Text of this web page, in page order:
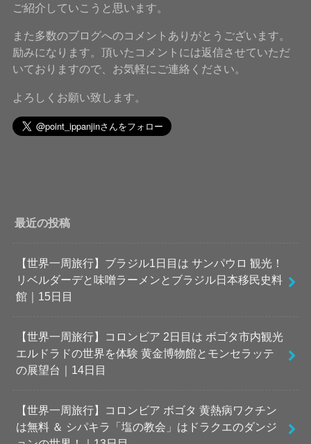
ご紹介していこうと思います。
また多数のブログへのコメントありがとうございます。
励みになります。頂いたコメントには返信させていただ
いておりますので、お気軽にご連絡ください。
よろしくお願い致します。
最近の投稿
【世界一周旅行】ブラジル1日目は サンパウロ 観光！
リベルダーデと味噌ラーメンとブラジル日本移民史料
館｜15日目
【世界一周旅行】コロンビア 2日目は ボゴタ市内観光
エルドラドの世界を体験 黄金博物館とモンセラッテ
の展望台｜14日目
【世界一周旅行】コロンビア ボゴタ 黄熱病ワクチン
は無料 ＆ シパキラ「塩の教会」はドラクエのダンジ